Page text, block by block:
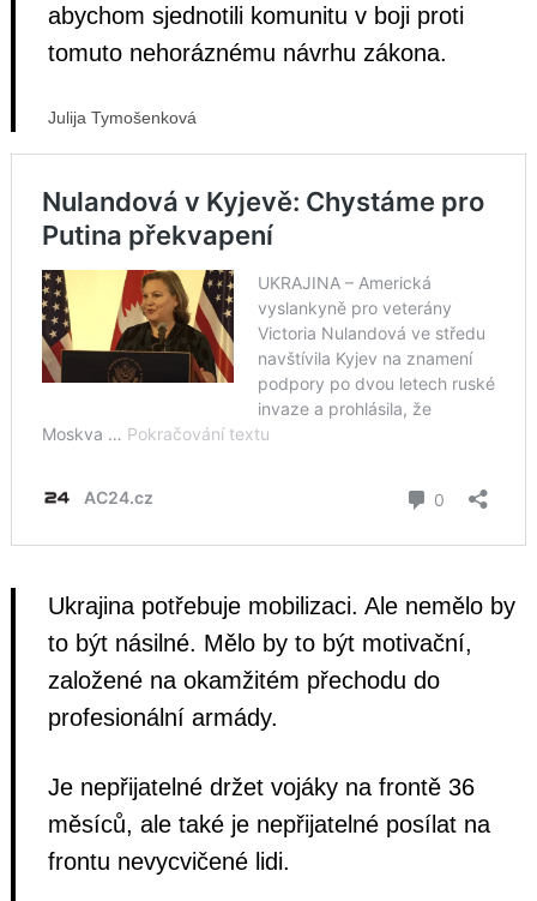
abychom sjednotili komunitu v boji proti
tomuto nehoráznému návrhu zákona.
Julija Tymošenková
Ukrajina potřebuje mobilizaci. Ale nemělo by
to být násilné. Mělo by to být motivační,
založené na okamžitém přechodu do
profesionální armády.
Je nepřijatelné držet vojáky na frontě 36
měsíců, ale také je nepřijatelné posílat na
frontu nevycvičené lidi.